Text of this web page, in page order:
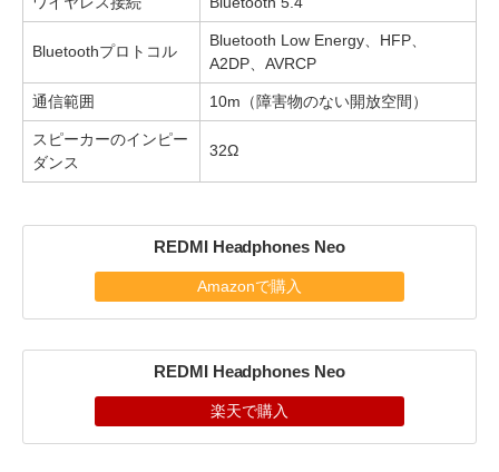
Bluetoothプロトコル
Bluetooth Low Energy、HFP、
A2DP、AVRCP
通信範囲 10m（障害物のない開放空間）
スピーカーのインピー
ダンス
32Ω
REDMI Headphones Neo
Amazonで購入
REDMI Headphones Neo
楽天で購入